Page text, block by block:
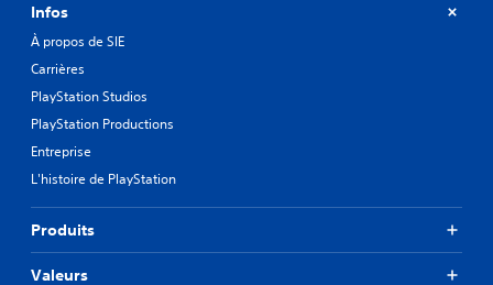
Infos
À propos de SIE
Carrières
PlayStation Studios
PlayStation Productions
Entreprise
L'histoire de PlayStation
Produits
Valeurs